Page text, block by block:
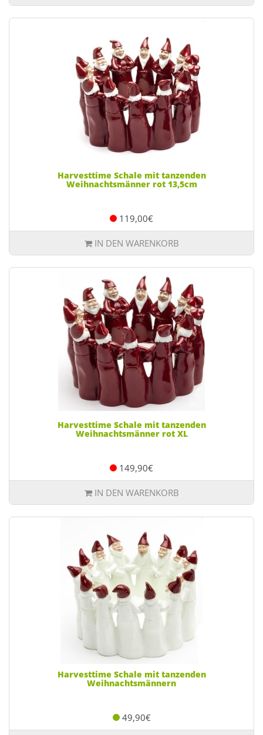
Harvesttime Schale mit tanzenden
Weihnachtsmänner rot 13,5cm
119,00€
IN DEN WARENKORB
Harvesttime Schale mit tanzenden
Weihnachtsmänner rot XL
149,90€
IN DEN WARENKORB
Harvesttime Schale mit tanzenden
Weihnachtsmännern
49,90€